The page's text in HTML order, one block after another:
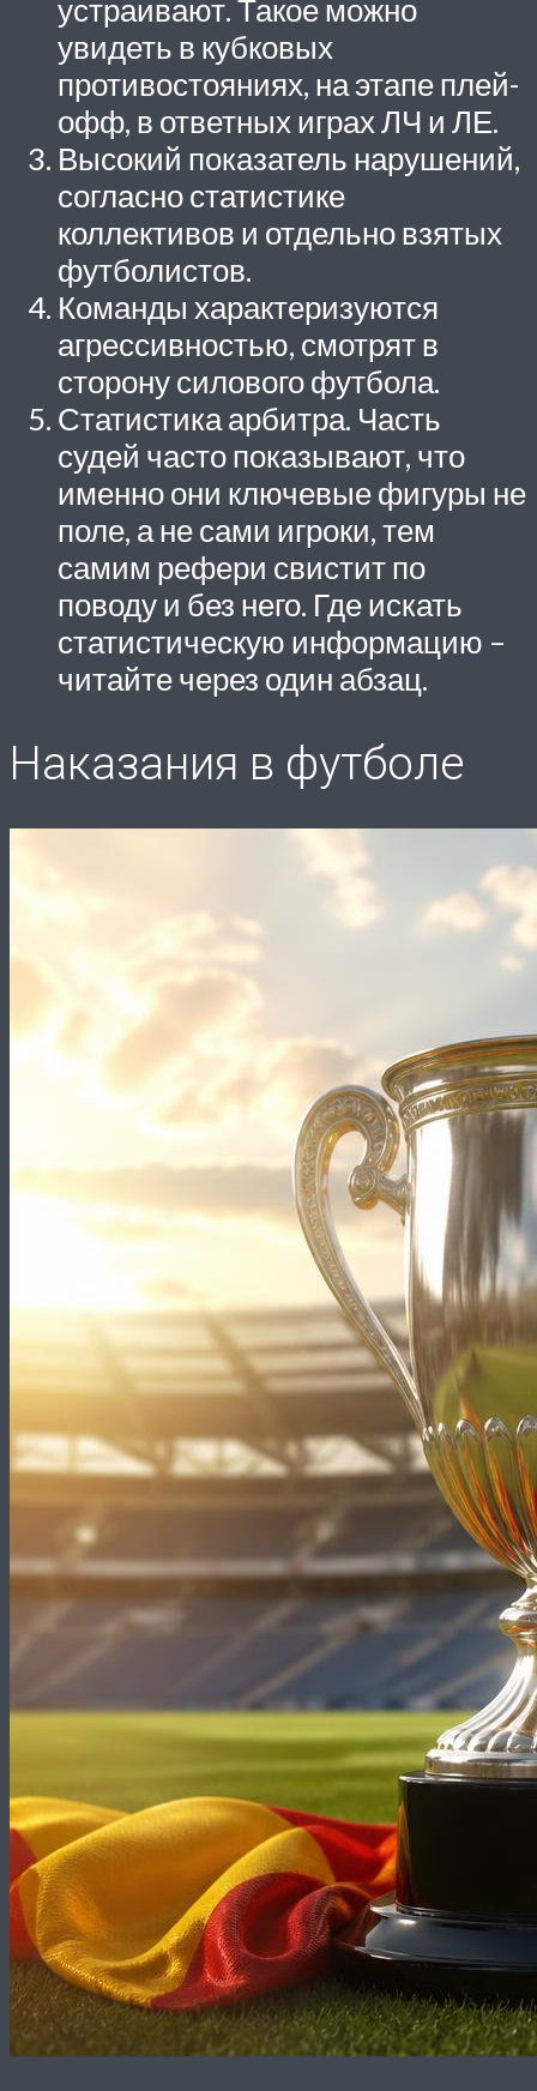
устраивают. Такое можно
увидеть в кубковых
противостояниях, на этапе плей-
офф, в ответных играх ЛЧ и ЛЕ.
Высокий показатель нарушений,
согласно статистике
коллективов и отдельно взятых
футболистов.
Команды характеризуются
агрессивностью, смотрят в
сторону силового футбола.
Статистика арбитра. Часть
судей часто показывают, что
именно они ключевые фигуры не
поле, а не сами игроки, тем
самим рефери свистит по
поводу и без него. Где искать
статистическую информацию –
читайте через один абзац.
Наказания в футболе